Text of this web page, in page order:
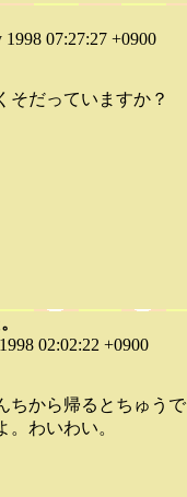
1998 07:27:27 +0900
そだっていますか？
02:02:22 +0900
ちから帰るとちゅうで
。わいわい。